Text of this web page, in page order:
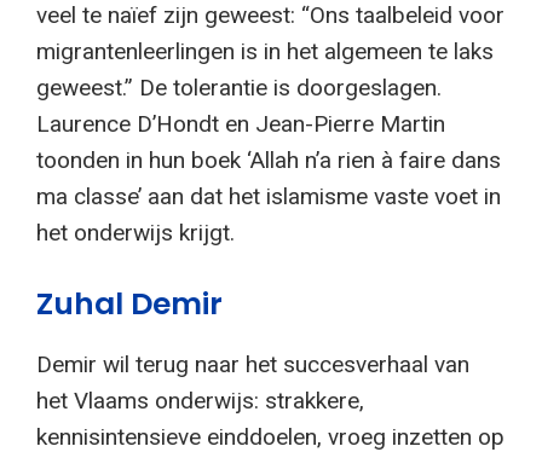
veel te naïef zijn geweest: “Ons taalbeleid voor
migrantenleerlingen is in het algemeen te laks
geweest.” De tolerantie is doorgeslagen.
Laurence D’Hondt en Jean-Pierre Martin
toonden in hun boek ‘Allah n’a rien à faire dans
ma classe’ aan dat het islamisme vaste voet in
het onderwijs krijgt.
Zuhal Demir
Demir wil terug naar het succesverhaal van
het Vlaams onderwijs: strakkere,
kennisintensieve einddoelen, vroeg inzetten op